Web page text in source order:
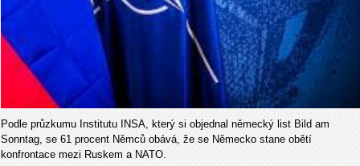
Podle průzkumu Institutu INSA, který si objednal německý list Bild am
Sonntag, se 61 procent Němců obává, že se Německo stane obětí
konfrontace mezi Ruskem a NATO.